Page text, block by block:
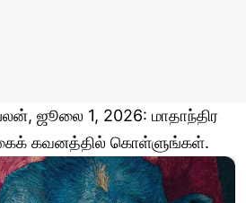
ஜூலை 1, 2026: மாதாந்திர
கவனத்தில் கொள்ளுங்கள்.